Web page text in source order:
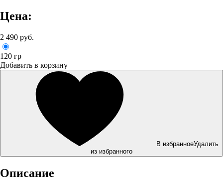
Цена:
2 490 руб.
120 гр
Добавить в корзину
В избранноеУдалить
из избранного
Описание